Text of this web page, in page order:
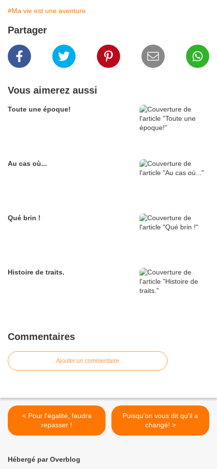
#Ma vie est une aventure
Partager
Vous aimerez aussi
Toute une époque!
Au cas où...
Qué brin !
Histoire de traits.
Commentaires
Ajouter un commentaire
< Pour l'égalité, faudra
repasser !
Puisqu'on vous dit qu'il a
changé! >
Hébergé par Overblog